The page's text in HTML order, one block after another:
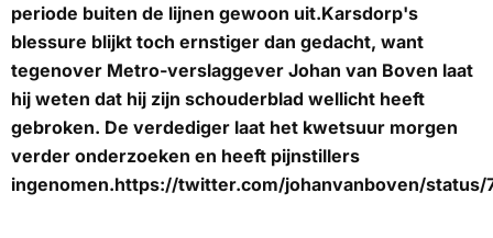
periode buiten de lijnen gewoon uit.Karsdorp's
blessure blijkt toch ernstiger dan gedacht, want
tegenover Metro-verslaggever Johan van Boven laat
hij weten dat hij zijn schouderblad wellicht heeft
gebroken. De verdediger laat het kwetsuur morgen
verder onderzoeken en heeft pijnstillers
ingenomen.https://twitter.com/johanvanboven/